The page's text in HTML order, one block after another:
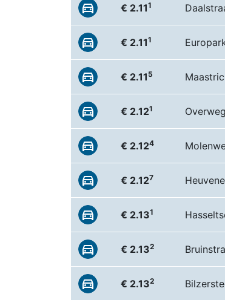
€ 2.111
€ 2.111
€ 2.11 5
€ 2.121
€ 2.124
€ 2.127
€ 2.131
€ 2.132
€ 2.132